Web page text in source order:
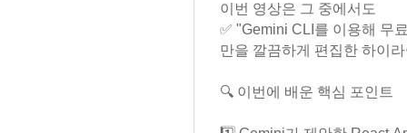
이번 영상은 그 중에서도
✅ "Gemini CLI를 이용해 무
만을 깔끔하게 편집한 하이
🔍 이번에 배운 핵심 포인트